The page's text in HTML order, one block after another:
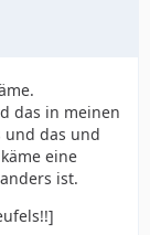
das in meinen
und das und
eine
ist.